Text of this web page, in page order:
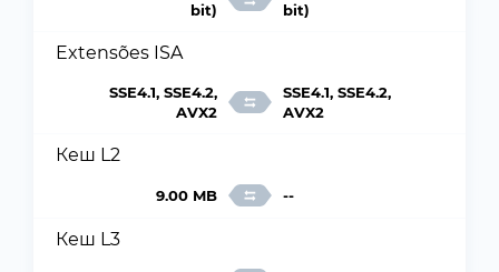
bit)
bit)
Extensões ISA
SSE4.1, SSE4.2,
AVX2
SSE4.1, SSE4.2,
AVX2
Кеш L2
9.00 MB --
Кеш L3